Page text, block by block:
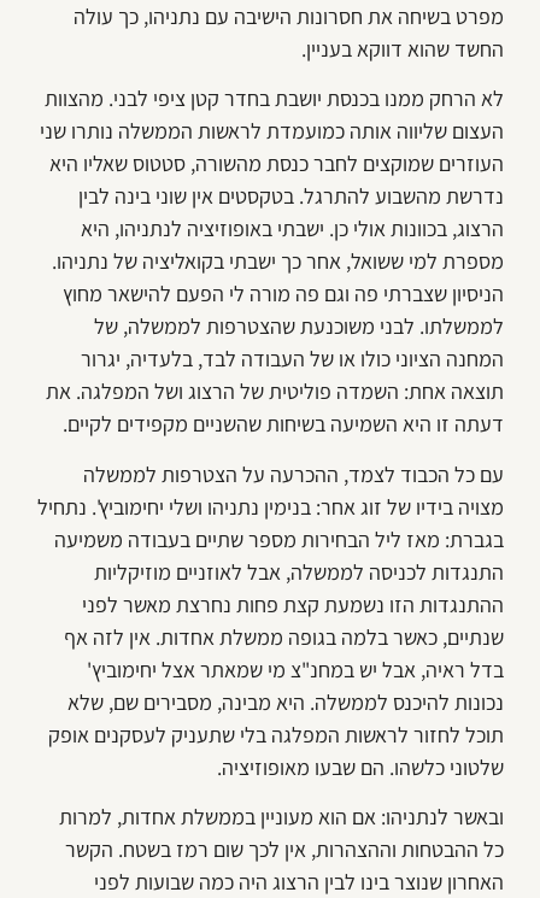
מפרט בשיחה את חסרונות הישיבה עם נתניהו, כך עולה
החשד שהוא דווקא בעניין.
לא הרחק ממנו בכנסת יושבת בחדר קטן ציפי לבני. מהצוות
העצום שליווה אותה כמועמדת לראשות הממשלה נותרו שני
העוזרים שמוקצים לחבר כנסת מהשורה, סטטוס שאליו היא
נדרשת מהשבוע להתרגל. בטקסטים אין שוני בינה לבין
הרצוג, בכוונות אולי כן. ישבתי באופוזיציה לנתניהו, היא
מספרת למי ששואל, אחר כך ישבתי בקואליציה של נתניהו.
הניסיון שצברתי פה וגם פה מורה לי הפעם להישאר מחוץ
לממשלתו. לבני משוכנעת שהצטרפות לממשלה, של
המחנה הציוני כולו או של העבודה לבד, בלעדיה, יגרור
תוצאה אחת: השמדה פוליטית של הרצוג ושל המפלגה. את
דעתה זו היא השמיעה בשיחות שהשניים מקפידים לקיים.
עם כל הכבוד לצמד, ההכרעה על הצטרפות לממשלה
מצויה בידיו של זוג אחר: בנימין נתניהו ושלי יחימוביץ'. נתחיל
בגברת: מאז ליל הבחירות מספר שתיים בעבודה משמיעה
התנגדות לכניסה לממשלה, אבל לאוזניים מוזיקליות
ההתנגדות הזו נשמעת קצת פחות נחרצת מאשר לפני
שנתיים, כאשר בלמה בגופה ממשלת אחדות. אין לזה אף
בדל ראיה, אבל יש במחנ"צ מי שמאתר אצל יחימוביץ'
נכונות להיכנס לממשלה. היא מבינה, מסבירים שם, שלא
תוכל לחזור לראשות המפלגה בלי שתעניק לעסקנים אופק
שלטוני כלשהו. הם שבעו מאופוזיציה.
ובאשר לנתניהו: אם הוא מעוניין בממשלת אחדות, למרות
כל ההבטחות וההצהרות, אין לכך שום רמז בשטח. הקשר
האחרון שנוצר בינו לבין הרצוג היה כמה שבועות לפני